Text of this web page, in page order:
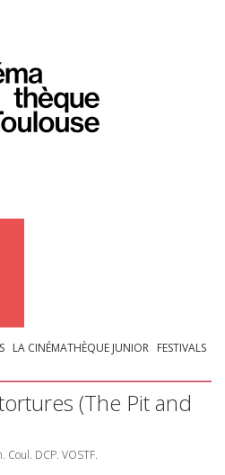
LA CINÉMATHÈQUE JUNIOR FESTIVALS
(The Pit and
Coul. DCP. VOSTF.